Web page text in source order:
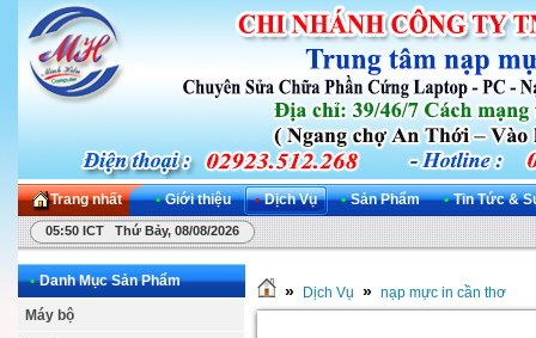
Trang nhất • Giới thiệu • Dịch Vụ • Sản Phẩm • Tin Tức &
05:50 ICT Thứ Bảy, 08/08/2026
• Danh Mục Sản Phẩm
Máy bộ
» Dịch Vụ » nạp mực in cần thơ